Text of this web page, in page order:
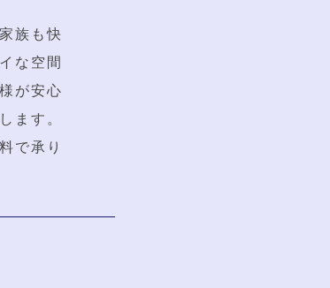
族も快
な空間
が安心
ます。
で承り